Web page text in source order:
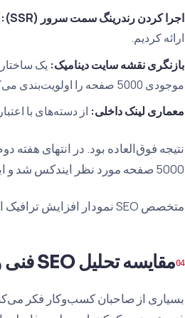
اجرا کردن رندرینگ سمت سرور (SSR):
ارائه کردیم.
بازنگری نقشه سایت دینامیک: یک
موجودی 5000 صفحه را اولویت‌بندی می‌کند.
معماری لینک داخلی: از دسته‌های با
5000 صفحه مورد نظر ایندکس شد و این وضعیت ترافیک بدون تبلیغ را 110٪ افزایش داد.
متخصص SEO نمودار افزایش ترافیک ارگانیک را نشان می‌دهد.
مقایسه تحلیل SEO فنی و کنترل دستی.
بسیاری از صاحبان کسب‌وکار فکر